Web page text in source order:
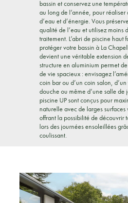
bassin et conservez une
au long de l’année, pour réaliser
d’eau et d’énergie. Vous
qualité de l’eau et utilisez moins
traitement. L’abri de piscine haut
protéger votre bassin à La
devient une véritable extension
structure en aluminium permet
de vie spacieux : envisagez
coin bar ou d’un coin salon,
douche ou même d’une salle de
piscine UP sont conçus pour
naturelle avec de larges surfaces
offrant la possibilité de découvrir
lors des journées ensoleillées
coulissant.